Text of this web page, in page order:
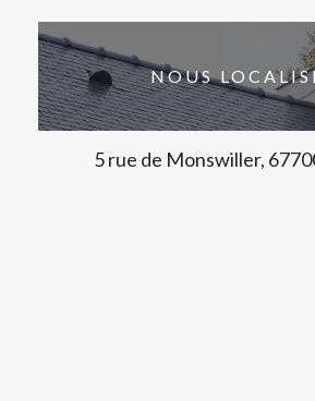
NOUS
5 rue de Monswiller,